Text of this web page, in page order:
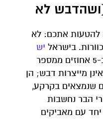
לא
להטעות אתכם: לא
בישראל יש
של דבורי בר, כ-5 אחוזים ממספר
מייצרות דבש; הן
שנמצאים בקרקע,
הבר נחשבות
עם מאביקים